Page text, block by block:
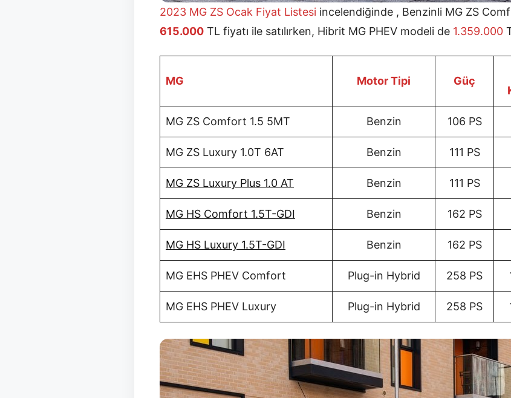
2023 MG ZS Ocak Fiyat Listesi incelendiğinde , Benzinli MG ZS
615.000 TL fiyatı ile satılırken, Hibrit MG PHEV modeli de 1.359.000
MG Motor Tipi Güç
MG ZS Comfort 1.5 5MT Benzin 106 PS
MG ZS Luxury 1.0T 6AT Benzin 111 PS
MG ZS Luxury Plus 1.0 AT Benzin 111 PS
MG HS Comfort 1.5T-GDI Benzin 162 PS
MG HS Luxury 1.5T-GDI Benzin 162 PS
MG EHS PHEV Comfort Plug-in Hybrid 258 PS
MG EHS PHEV Luxury Plug-in Hybrid 258 PS